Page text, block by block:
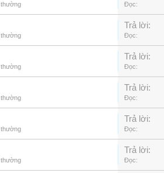
thường Đọc:
thường
Trả lời:
Đọc:
thường
Trả lời:
Đọc:
thường
Trả lời:
Đọc:
thường
Trả lời:
Đọc:
thường
Trả lời:
Đọc: